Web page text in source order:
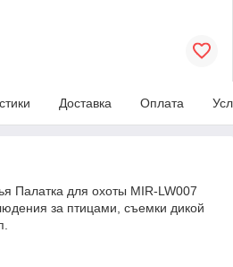
Доставка Оплата
Палатка для охоты MIR-LW007
за птицами, съемки дикой